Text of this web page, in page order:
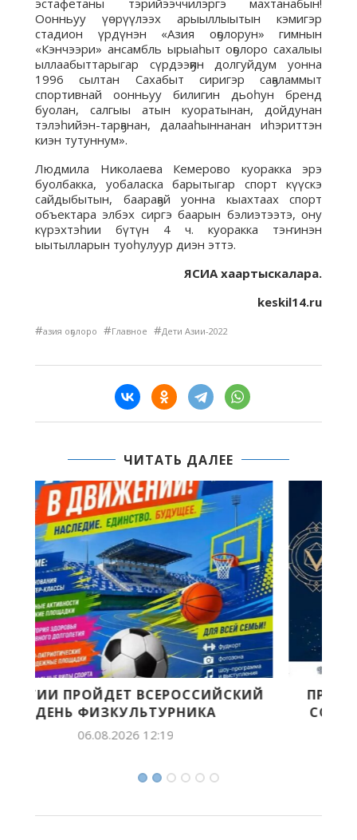
эстафетаны тэрийээччилэргэ махтанабын!
Оонньуу үөрүүлээх арыыллыытын кэмигэр
стадион үрдүнэн «Азия оҕолорун» гимнын
«Кэнчээри» ансамбль ырыаһыт оҕолоро сахалыы
ыллаабыттарыгар сүрдээҕин долгуйдум уонна
1996 сылтан Сахабыт сиригэр саҕаламмыт
спортивнай оонньуу билигин дьоһун бренд
буолан, салгыы атын куоратынан, дойдунан
тэлэһийэн-тарҕанан, далааһыннанан иһэриттэн
киэн тутуннум».
Людмила Николаева Кемерово куоракка эрэ
буолбакка, уобаласка барытыгар спорт күүскэ
сайдыбытын, баараҕай уонна кыахтаах спорт
объектара элбэх сиргэ баарын бэлиэтээтэ, ону
күрэхтэһии бүтүн 4 ч. куоракка тэҥинэн
ыытылларын туоһулуур диэн эттэ.
ЯСИА хаартыскалара.
keskil14.ru
#азия оҕолоро #Главное #Дети Азии-2022
ЧИТАТЬ ДАЛЕЕ
ПРОДОЛЖАЕТСЯ ПРИЕМ ЗАЯВОК НА
СОИСКАНИЕ VII ВСЕРОССИЙСКОЙ...
05.08.2026 15:24